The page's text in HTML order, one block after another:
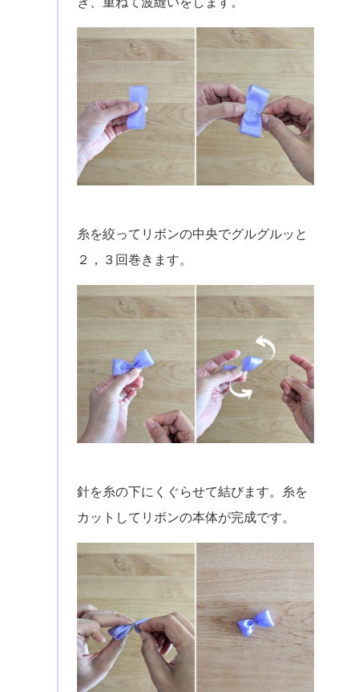
糸を絞ってリボンの中央でグルグルッと
２，３回巻きます。
針を糸の下にくぐらせて結びます。糸を
カットしてリボンの本体が完成です。